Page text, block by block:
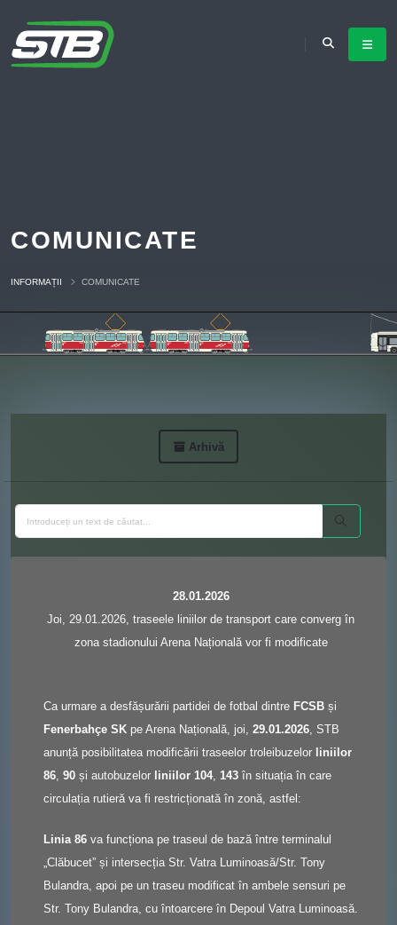
COMUNICATE
INFORMAȚII COMUNICATE
Arhivă
28.01.2026
Joi, 29.01.2026, traseele liniilor de transport care converg în
zona stadionului Arena Națională vor fi modificate
Ca urmare a desfășurării partidei de fotbal dintre FCSB și
Fenerbahçe SK pe Arena Națională, joi, 29.01.2026, STB
anunță posibilitatea modificării traseelor troleibuzelor liniilor
86, 90 și autobuzelor liniilor 104, 143 în situația în care
circulația rutieră va fi restricționată în zonă, astfel:
Linia 86 va funcționa pe traseul de bază între terminalul
„Clăbucet” și intersecția Str. Vatra Luminoasă/Str. Tony
Bulandra, apoi pe un traseu modificat în ambele sensuri pe
Str. Tony Bulandra, cu întoarcere în Depoul Vatra Luminoasă.